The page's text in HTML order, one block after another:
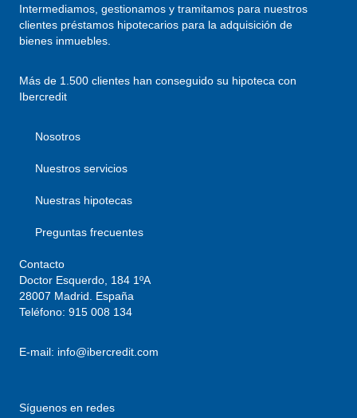
Intermediamos, gestionamos y tramitamos para nuestros
clientes préstamos hipotecarios para la adquisición de
bienes inmuebles.
Más de 1.500 clientes han conseguido su hipoteca con
Ibercredit
Nosotros
Nuestros servicios
Nuestras hipotecas
Preguntas frecuentes
Contacto
Doctor Esquerdo, 184 1ºA
28007 Madrid. España
Teléfono: 915 008 134
E-mail: info@ibercredit.com
Síguenos en redes